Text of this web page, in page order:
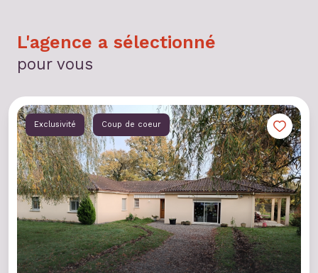
L'agence a sélectionné
pour vous
Exclusivité Coup de coeur